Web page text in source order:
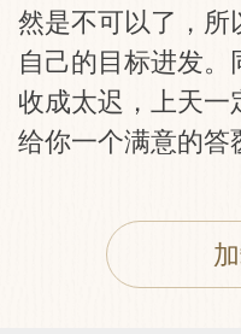
然是不可以了，所
自己的目标进发
收成太迟，上天一
给你一个满意的答
〖释义〗